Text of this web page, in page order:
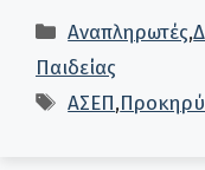
Κατηγορίες
Αναπληρωτές,
Παιδείας
Ετικέτες
ΑΣΕΠ,